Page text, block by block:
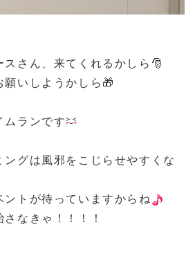
さん、来てくれるかしら🎅
いしようかしら🎁
ムランです
グは風邪をこじらせやすくな
ントが待っていますからね
なきゃ！！！！